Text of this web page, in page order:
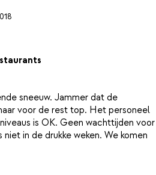
sneeuw. Jammer dat de
voor de rest top. Het personeel
is OK. Geen wachttijden voor
in de drukke weken. We komen